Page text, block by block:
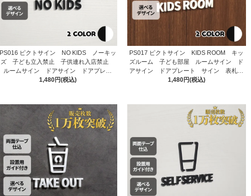
PS016 ピクトサイン NO KIDS ノーキッ
ズ 子ども立入禁止 子供連れ入店禁止
ルームサイン ドアサイン ドアプレー
ト サイン 表札 室札
1,480円(税込)
PS017 ピクトサイン KIDS ROOM キッ
ズルーム 子ども部屋 ルームサイン ド
アサイン ドアプレート サイン 表札
室札
1,480円(税込)